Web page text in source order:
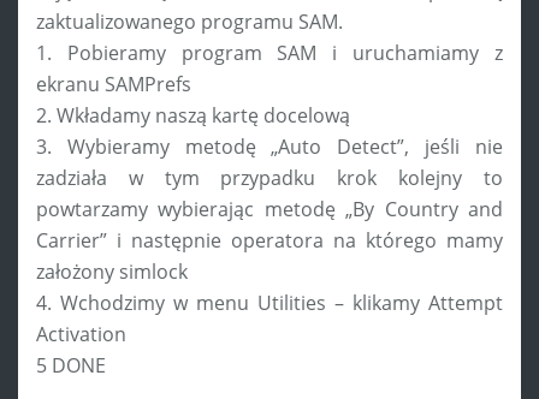
zaktualizowanego programu SAM.
1. Pobieramy program SAM i uruchamiamy z
ekranu SAMPrefs
2. Wkładamy naszą kartę docelową
3. Wybieramy metodę „Auto Detect”, jeśli nie
zadziała w tym przypadku krok kolejny to
powtarzamy wybierając metodę „By Country and
Carrier” i następnie operatora na którego mamy
założony simlock
4. Wchodzimy w menu Utilities – klikamy Attempt
Activation
5 DONE